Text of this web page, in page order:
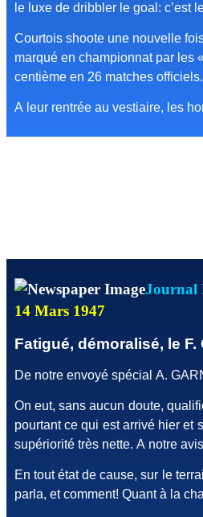
le luxe de dribbler le goal: c’est
Courtois shoote une nouvelle
marqué en championnat par les
centième en 26 matches
A leur rentrée au vestiaire, les
Journal
14 Mars 1947
Fatigué, démoralisé, le
De notre envoyé spécial A.
On eut, sans aucun doute,
pourtant ce qui est arrivé hier et
supériorité très nette. A notre
En tout état de cause, sur le
parla, et comment! Quant à la